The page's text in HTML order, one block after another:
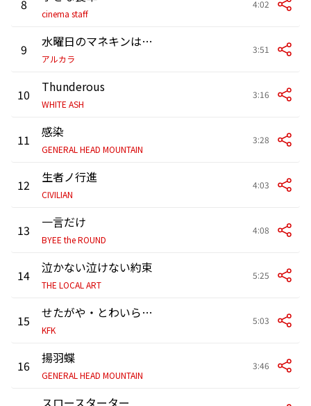
8
cinema staff
4:02
9 水曜日のマネキンは笑う
アルカラ
3:51
10 Thunderous
WHITE ASH
3:16
11 感染
GENERAL HEAD MOUNTAIN
3:28
12 生者ノ行進
CIVILIAN
4:03
13 一言だけ
BYEE the ROUND
4:08
14 泣かない泣けない約束
THE LOCAL ART
5:25
15 せたがや・とわいらいと
KFK
5:03
16 揚羽蝶
GENERAL HEAD MOUNTAIN
3:46
スロースターター